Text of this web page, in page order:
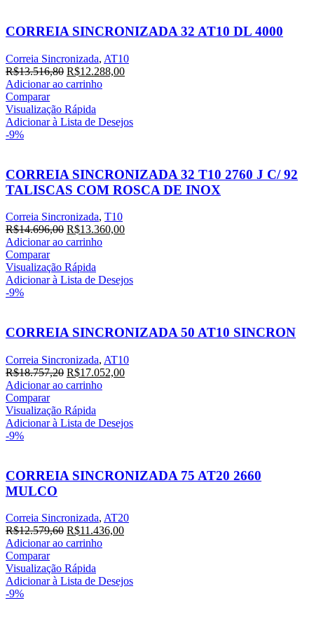
CORREIA SINCRONIZADA 32 AT10 DL 4000
Correia Sincronizada, AT10
R$13.516,80 O
preço
era:
R$13.516,80.
R$12.288,00O
R$12.288,00.
Adicionar ao carrinho
Comparar
Visualização Rápida
Adicionar à Lista de Desejos
-9%
CORREIA SINCRONIZADA 32 T10 2760 J C/ 92
TALISCAS COM ROSCA DE INOX
Correia Sincronizada, T10
R$14.696,00 O
preço
era:
R$14.696,00.
R$13.360,00O
R$13.360,00.
Adicionar ao carrinho
Comparar
Visualização Rápida
Adicionar à Lista de Desejos
-9%
CORREIA SINCRONIZADA 50 AT10 SINCRON
Correia Sincronizada, AT10
R$18.757,20 O
preço
era:
R$18.757,20.
R$17.052,00O
R$17.052,00.
Adicionar ao carrinho
Comparar
Visualização Rápida
Adicionar à Lista de Desejos
-9%
CORREIA SINCRONIZADA 75 AT20 2660
MULCO
Correia Sincronizada, AT20
R$12.579,60 O
preço
era:
R$12.579,60.
R$11.436,00O
R$11.436,00.
Adicionar ao carrinho
Comparar
Visualização Rápida
Adicionar à Lista de Desejos
-9%